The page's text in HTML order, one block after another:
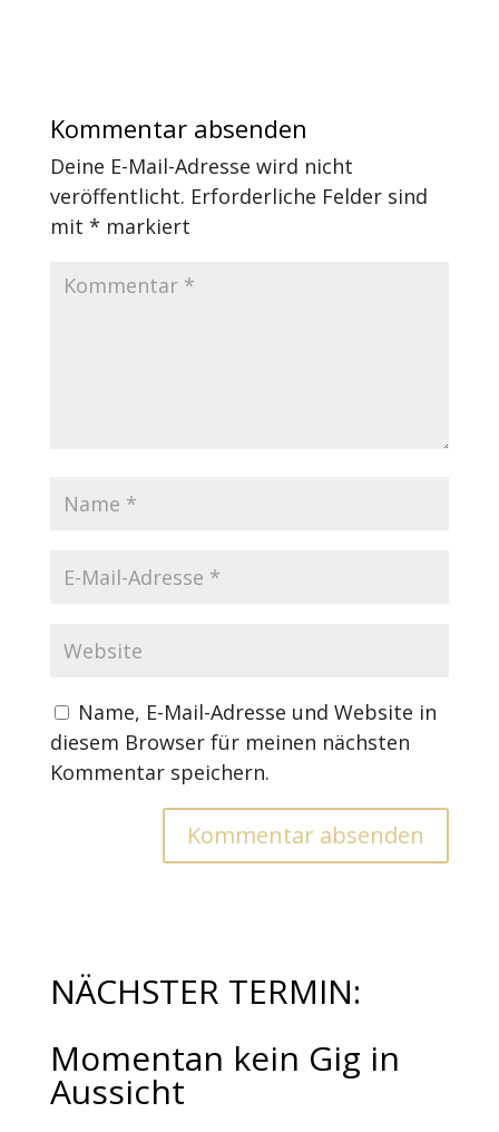
Kommentar absenden
Deine E-Mail-Adresse wird nicht
veröffentlicht. Erforderliche Felder sind
mit * markiert
Name, E-Mail-Adresse und Website in
diesem Browser für meinen nächsten
Kommentar speichern.
NÄCHSTER TERMIN:
Momentan kein Gig in
Aussicht